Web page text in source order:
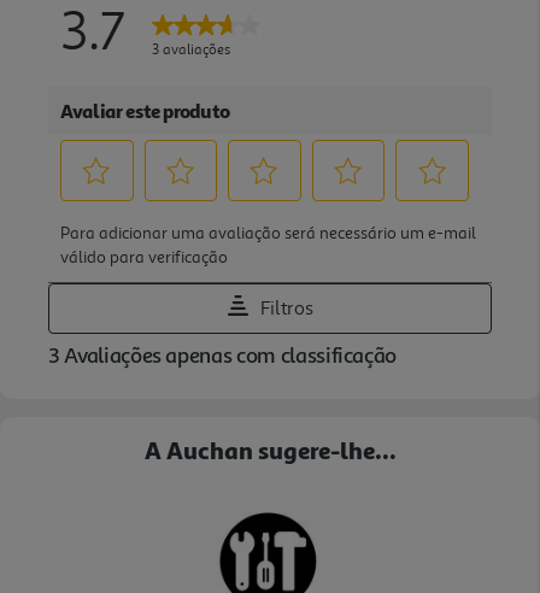
A Auchan sugere-lhe...